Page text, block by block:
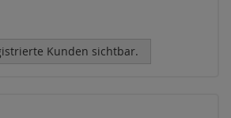
Kunden sichtbar.